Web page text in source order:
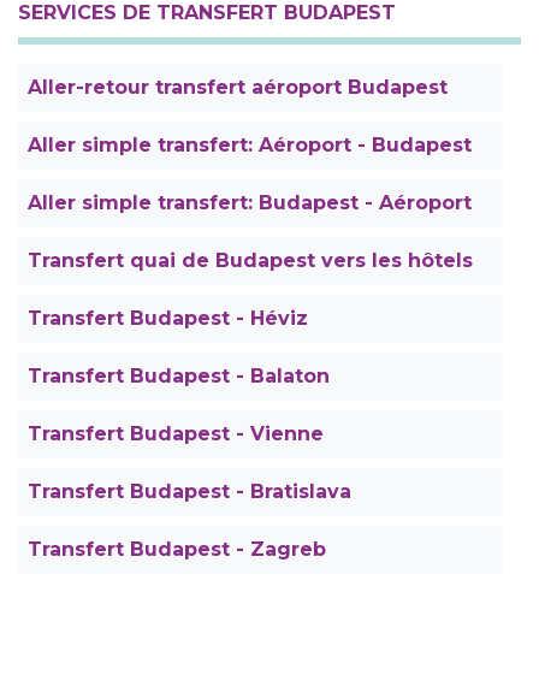
SERVICES DE TRANSFERT BUDAPEST
Aller-retour transfert aéroport Budapest
Aller simple transfert: Aéroport - Budapest
Aller simple transfert: Budapest - Aéroport
Transfert quai de Budapest vers les hôtels
Transfert Budapest - Héviz
Transfert Budapest - Balaton
Transfert Budapest - Vienne
Transfert Budapest - Bratislava
Transfert Budapest - Zagreb